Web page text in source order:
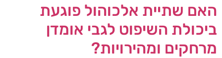
האם שתיית אלכוהול פוגעת
ביכולת השיפוט לגבי אומדן
מרחקים ומהירויות?